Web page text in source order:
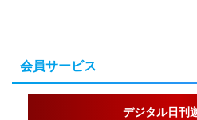
会員サービス
デジタル日刊